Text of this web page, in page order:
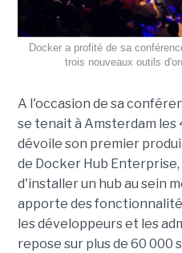
Docker a profité de sa
trois nouveaux outils
A l'occasion de sa
se tenait à Amsterdam
dévoile son premier
de Docker Hub
d'installer un hub au sein
apporte des
les développeurs et les
repose sur plus de 60 000